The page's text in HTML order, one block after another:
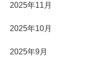
2025年11月
2025年10月
2025年9月